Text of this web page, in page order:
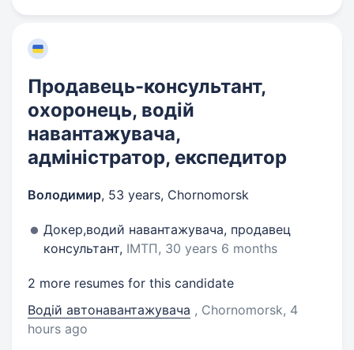
Продавець-консультант,
охоронець, водій
навантажувача,
адміністратор, експедитор
Володимир, 53 years, Chornomorsk
Докер,водий навантажувача, продавец
консультант, ІМТП, 30 years 6 months
2 more resumes for this candidate
Водій автонавантажувача , Chornomorsk, 4
hours ago